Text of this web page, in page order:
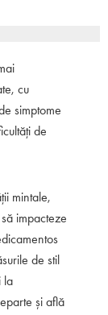
cu
simptome
de
mintale,
impacteze
de stil
la
și află